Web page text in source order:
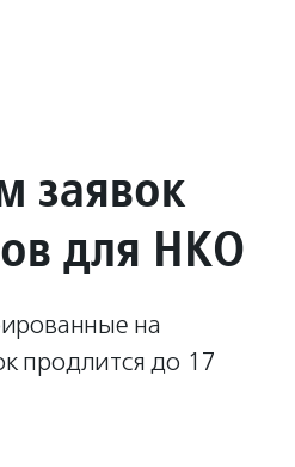
заявок
для НКО
на
продлится до 17